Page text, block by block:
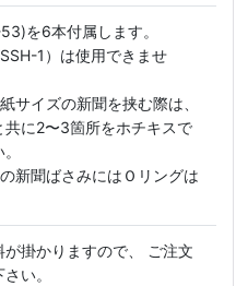
を6本付属します。
1）は使用できませ
サイズの新聞を挟む際は、
に2〜3箇所をホチキスで
新聞ばさみにはＯリングは
が掛かりますので、 ご注文
い。